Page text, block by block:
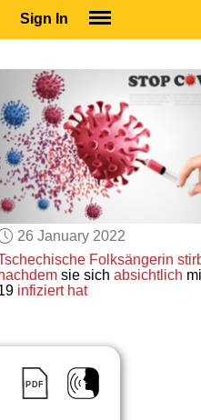
Sign In
GIFT
OTHER
ABOUT
ALEXA
26 January 2022
Folksängerin
sie sich absichtlich
infiziert hat